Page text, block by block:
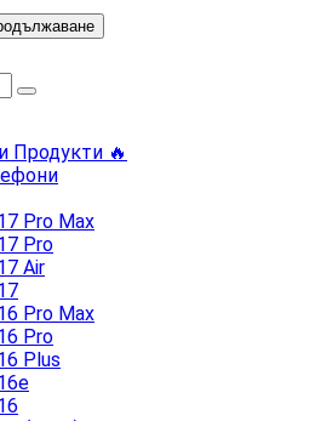
Продукти 🔥
Pro Max
Pro
Air
Pro Max
Pro
Plus